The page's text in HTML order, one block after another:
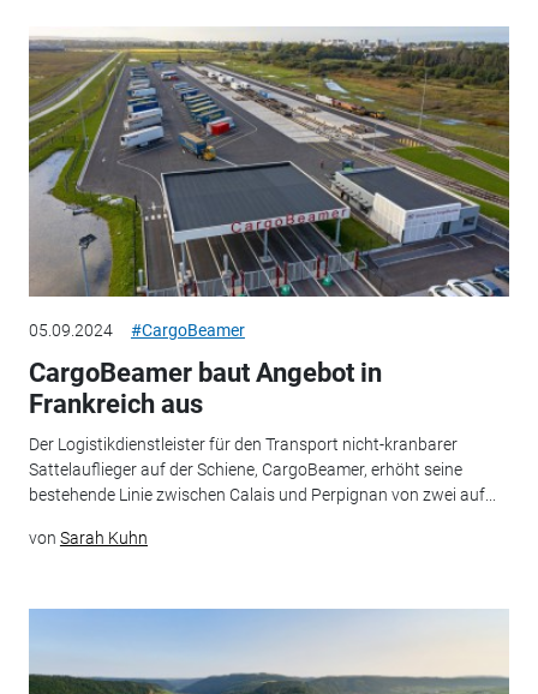
05.09.2024 #CargoBeamer
CargoBeamer baut Angebot in
Frankreich aus
Der Logistikdienstleister für den Transport nicht-kranbarer
Sattelauflieger auf der Schiene, CargoBeamer, erhöht seine
bestehende Linie zwischen Calais und Perpignan von zwei auf...
von Sarah Kuhn